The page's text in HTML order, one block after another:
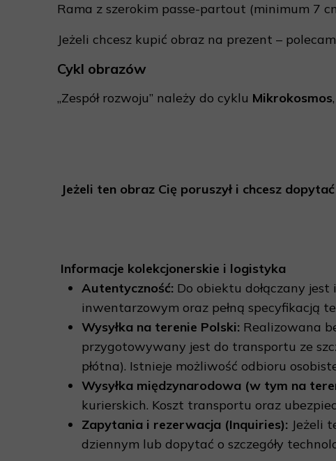
Informacje kolekcjonerskie i logistyka
Autentyczność: Do obiektu dołączany
inwentarzowym oraz pełną specyfikacją
Wysyłka na terenie Polski: Realizowana
przygotowywany jest do transportu ze
płótna). Istnieje możliwość odbioru
Wysyłka międzynarodowa (w tym na
kurierskich. Koszt transportu oraz
Zapytania i rezerwacja (Inquiries): Jeżeli
dziennym lub dopytać o szczegóły
Jeżeli ten obraz Cię poruszył i chcesz
Rama z szerokim passe-partout (minimum 7
Jeżeli chcesz kupić obraz na prezent –
Cykl obrazów
„Zespół rozwoju” należy do cyklu Mikrokosmos